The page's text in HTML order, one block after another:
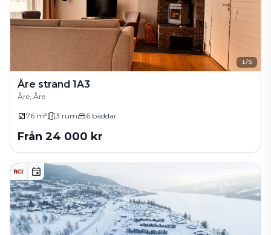
1/5
Åre strand 1A3
Åre, Åre
76 m² 3 rum 6 bäddar
Från 24 000 kr